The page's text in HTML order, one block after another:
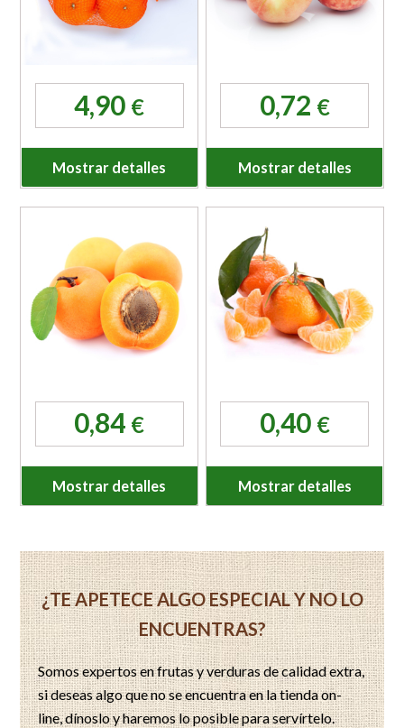
4,90 €
Mostrar detalles
0,72 €
Mostrar detalles
0,84 €
Mostrar detalles
0,40 €
Mostrar detalles
¿TE APETECE ALGO ESPECIAL Y NO LO
ENCUENTRAS?
Somos expertos en frutas y verduras de calidad extra,
si deseas algo que no se encuentra en la tienda on-
line, dínoslo y haremos lo posible para servírtelo.